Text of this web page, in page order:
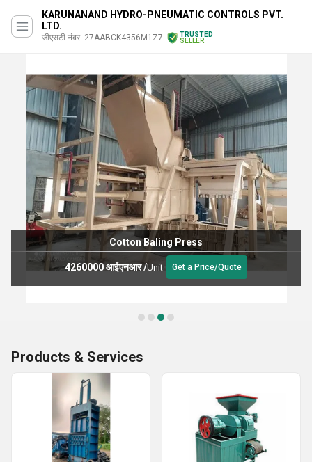
KARUNANAND HYDRO-PNEUMATIC CONTROLS PVT.
LTD.
जीएसटी नंबर. 27AABCK4356M1Z7
TRUSTED
SELLER
Cotton Baling Press
4260000 आईएनआर/Unit Get a Price/Quote
Products & Services